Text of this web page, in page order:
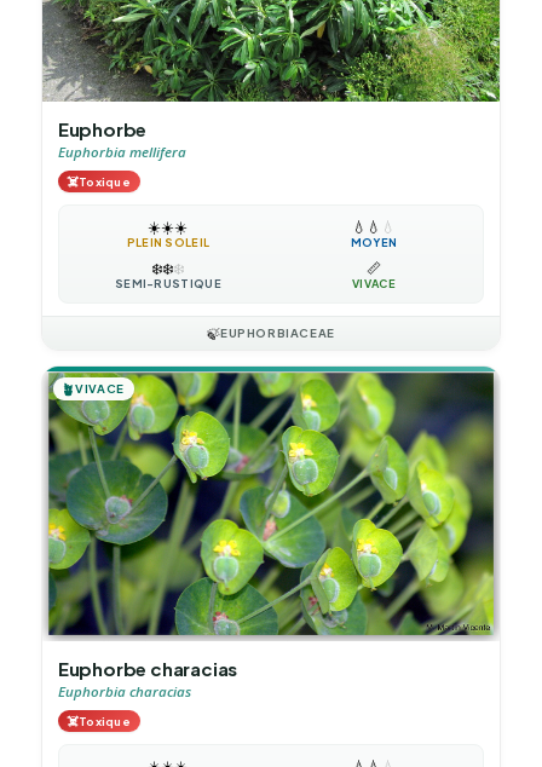
Euphorbe
Euphorbia mellifera
☠️Toxique
☀️☀️☀️
PLEIN SOLEIL
💧 💧 💧
MOYEN
❄️❄️❄️
SEMI-RUSTIQUE
📏
VIVACE
🍃EUPHORBIACEAE
🪴VIVACE
Euphorbe characias
Euphorbia characias
☠️Toxique